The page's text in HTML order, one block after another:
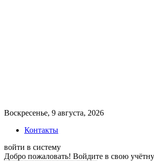
Воскресенье, 9 августа, 2026
Контакты
войти в систему
Добро пожаловать! Войдите в свою